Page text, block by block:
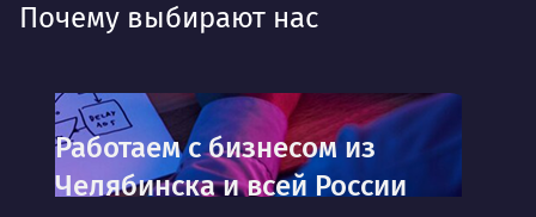
Почему выбирают нас
Работаем с бизнесом из
Челябинска и всей России